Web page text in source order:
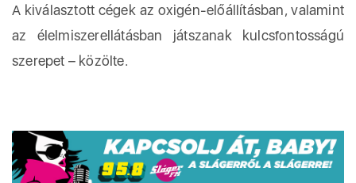
A kiválasztott cégek az oxigén-előállításban, valamint
az élelmiszerellátásban játszanak kulcsfontosságú
szerepet – közölte.